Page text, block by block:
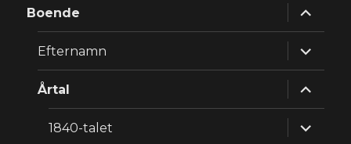
Boende
Efternamn
Årtal
1840-talet